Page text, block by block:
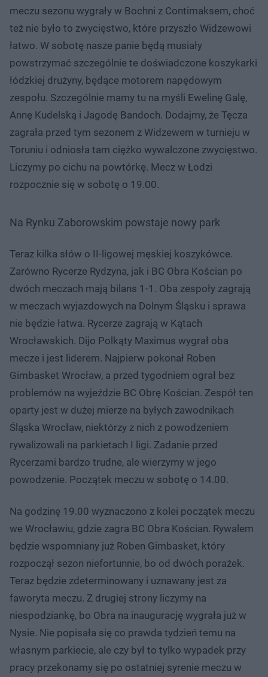
meczu sezonu wygrały w Bochni z Contimaksem, choć
też nie było to zwycięstwo, które przyszło Widzewowi
łatwo. W sobotę nasze panie będą musiały
powstrzymać szczególnie te doświadczone koszykarki
łódzkiej drużyny, będące motorem napędowym
zespołu. Szczególnie mamy tu na myśli Ewelinę Galę,
Annę Kudelską i Jagodę Bandoch. Dodajmy, że Tęcza
zagrała przed tym sezonem z Widzewem w turnieju w
Toruniu i odniosła tam ciężko wywalczone zwycięstwo.
Liczymy po cichu na powtórkę. Mecz w Łodzi
rozpocznie się w sobotę o 19.00.
Na Rynku Zaborowskim powstaje nowy park
Teraz kilka słów o II-ligowej męskiej koszykówce.
Zarówno Rycerze Rydzyna, jak i BC Obra Kościan po
dwóch meczach mają bilans 1-1. Oba zespoły zagrają
w meczach wyjazdowych na Dolnym Śląsku i sprawa
nie będzie łatwa. Rycerze zagrają w Kątach
Wrocławskich. Dijo Polkąty Maximus wygrał oba
mecze i jest liderem. Najpierw pokonał Roben
Gimbasket Wrocław, a przed tygodniem ograł bez
problemów na wyjeździe BC Obrę Kościan. Zespół ten
oparty jest w dużej mierze na byłych zawodnikach
Śląska Wrocław, niektórzy z nich z powodzeniem
rywalizowali na parkietach I ligi. Zadanie przed
Rycerzami bardzo trudne, ale wierzymy w jego
powodzenie. Początek meczu w sobotę o 14.00.
Na godzinę 19.00 wyznaczono z kolei początek meczu
we Wrocławiu, gdzie zagra BC Obra Kościan. Rywalem
będzie wspomniany już Roben Gimbasket, który
rozpoczął sezon niefortunnie, bo od dwóch porażek.
Teraz będzie zdeterminowany i uznawany jest za
faworyta meczu. Z drugiej strony liczymy na
niespodziankę, bo Obra na inaugurację wygrała już w
Nysie. Nie popisała się co prawda tydzień temu na
własnym parkiecie, ale czy był to tylko wypadek przy
pracy przekonamy się po ostatniej syrenie meczu w